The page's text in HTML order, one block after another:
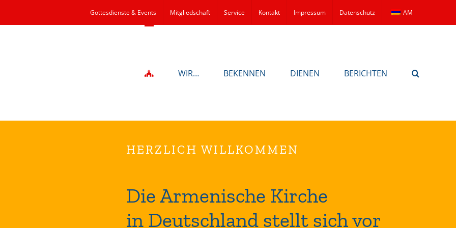
Gottesdienste & Events Mitgliedschaft Service Kontakt Impressum Datenschutz AM
WIR… BEKENNEN DIENEN BERICHTEN
HERZLICH WILLKOMMEN
Die Armenische Kirche
in Deutschland stellt sich vor